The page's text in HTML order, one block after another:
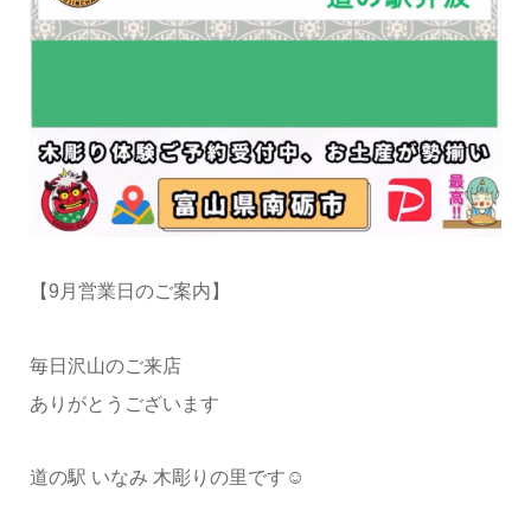
【9月営業日のご案内】
毎日沢山のご来店
ありがとうございます
道の駅 いなみ 木彫りの里です☺️